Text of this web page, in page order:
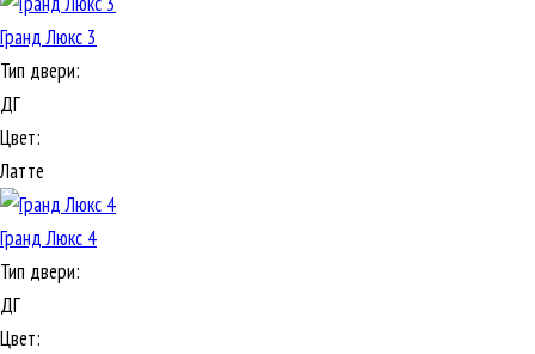
Гранд Люкс 3
Тип двери:
ДГ
Цвет:
Латте
Гранд Люкс 4
Тип двери:
ДГ
Цвет: